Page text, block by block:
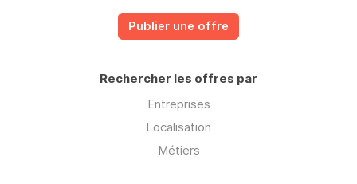
Publier une offre
Rechercher les offres par
Entreprises
Localisation
Métiers